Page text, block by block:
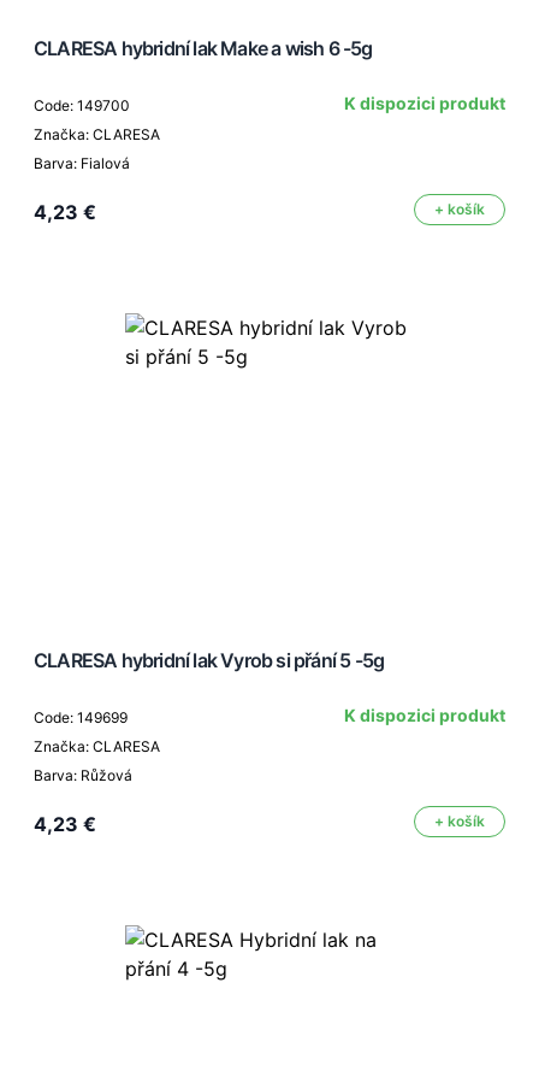
CLARESA hybridní lak Make a wish 6 -5g
Code: 149700
Značka: CLARESA
Barva: Fialová
K dispozici produkt
4,23 € + košík
CLARESA hybridní lak Vyrob si přání 5 -5g
Code: 149699
Značka: CLARESA
Barva: Růžová
K dispozici produkt
4,23 € + košík